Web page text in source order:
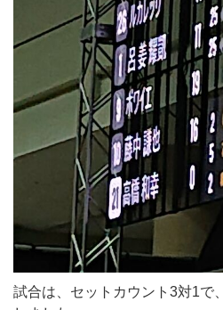
試合は、セットカウント3対1で